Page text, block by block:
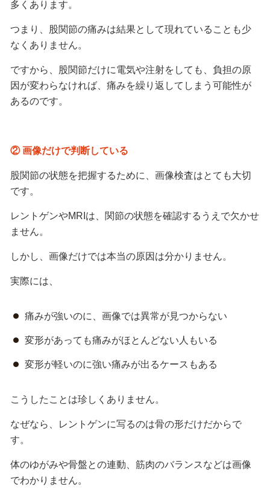
多くあります。
つまり、股関節の痛みは結果として現れていることも少
なくありません。
ですから、股関節だけに電気や注射をしても、負担の原
因が変わらなければ、痛みを繰り返してしまう可能性が
あるのです。
② 画像だけで判断している
股関節の状態を把握するために、画像検査はとても大切
です。
レントゲンやMRIは、関節の状態を確認するうえで欠かせ
ません。
しかし、画像だけでは本当の原因は分かりません。
実際には、
痛みが強いのに、画像では異常が見つからない
変形があっても痛みがほとんどない人もいる
変形が軽いのに強い痛みが出るケースもある
こうしたことは珍しくありません。
なぜなら、レントゲンに写るのは骨の形だけだからで
す。
体のゆがみや骨盤との連動、筋肉のバランスなどは画像
でわかりません。